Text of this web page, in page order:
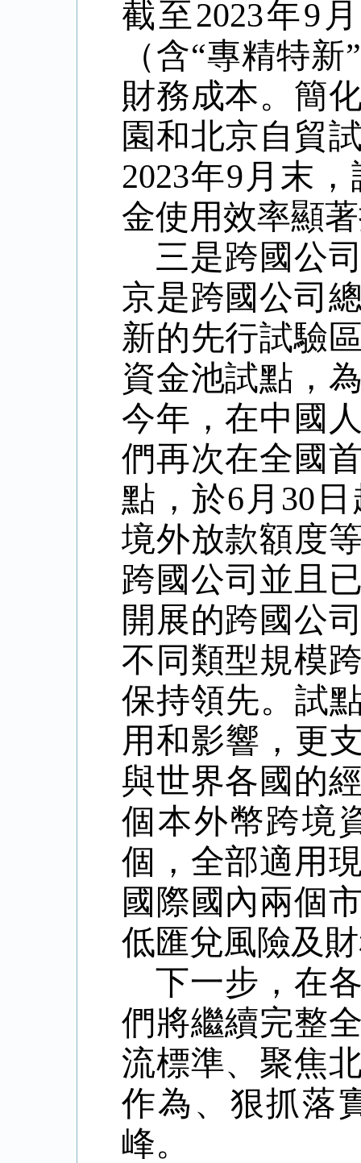
截至2023年9
（含“專精特新”
財務成本。簡
園和北京自貿
2023年9 月末
金使用效率顯
三是跨國公
京是跨國公司
新的先行試驗
資金池試點，
今年，在中國
們再次在全國
點，於6 月 30
境外放款額度
跨國公司並且
開展的跨國公
不同類型規模
保持領先。試
用和影響，更
與世界各國的
個本外幣跨境
個，全部適用
國際國內兩個
低匯兌風險及
下一步，在
們將繼續完整
流標準、聚焦
作為、狠抓落
峰。